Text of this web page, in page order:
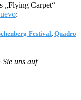
„Flying Carpet“
:
Festival, Quadro
uns auf